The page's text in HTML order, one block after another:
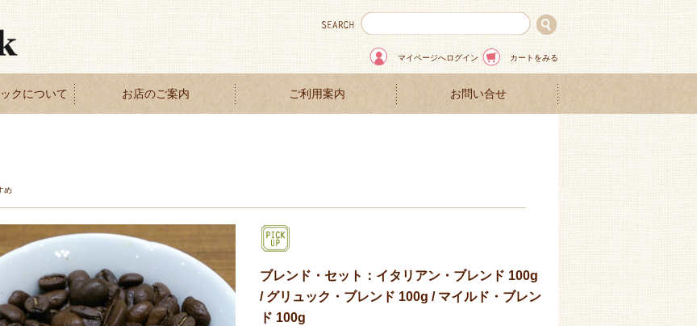
マイページへログイン カートをみる
クについて お店のご案内 ご利用案内 お問い合せ
め
ブレンド・セット：イタリアン・ブレンド 100g
/ グリュック・ブレンド 100g / マイルド・ブレン
ド 100g